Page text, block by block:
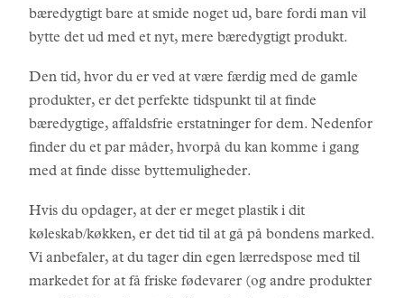
bæredygtigt bare at smide noget ud, bare fordi man vil
bytte det ud med et nyt, mere bæredygtigt produkt.
Den tid, hvor du er ved at være færdig med de gamle
produkter, er det perfekte tidspunkt til at finde
bæredygtige, affaldsfrie erstatninger for dem. Nedenfor
finder du et par måder, hvorpå du kan komme i gang
med at finde disse byttemuligheder.
Hvis du opdager, at der er meget plastik i dit
køleskab/køkken, er det tid til at gå på bondens marked.
Vi anbefaler, at du tager din egen lærredspose med til
markedet for at få friske fødevarer (og andre produkter